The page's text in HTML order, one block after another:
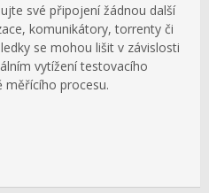
své připojení žádnou další
komunikátory, torrenty či
se mohou lišit v závislosti
vytížení testovacího
měřícího procesu.